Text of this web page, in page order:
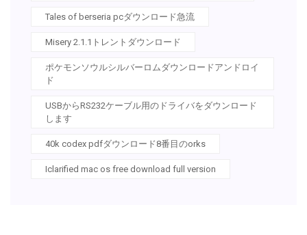
Tales of berseria pcダウンロード急流
Misery 2.1.1トレントダウンロード
ポケモンソウルシルバーロムダウンロードアンドロイ
ド
USBからRS232ケーブル用のドライバをダウンロード
します
40k codex pdfダウンロード8番目のorks
Iclarified mac os free download full version